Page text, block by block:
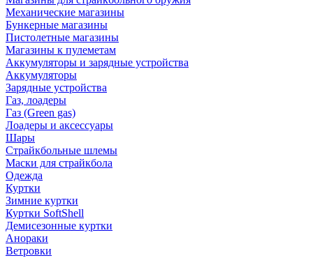
Механические магазины
Бункерные магазины
Пистолетные магазины
Магазины к пулеметам
Аккумуляторы и зарядные устройства
Аккумуляторы
Зарядные устройства
Газ, лоадеры
Газ (Green gas)
Лоадеры и аксессуары
Шары
Страйкбольные шлемы
Маски для страйкбола
Одежда
Куртки
Зимние куртки
Куртки SoftShell
Демисезонные куртки
Анораки
Ветровки